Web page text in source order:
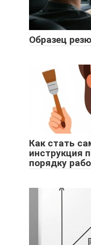
Образец
Как стать
инструкция
порядку